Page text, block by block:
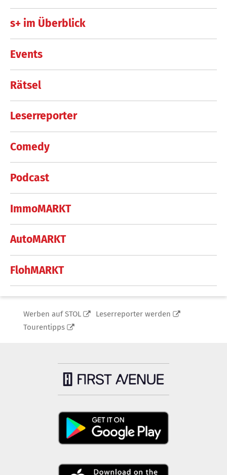
s+ im Überblick
Events
Rätsel
Leserreporter
Comedy
Podcast
ImmoMARKT
AutoMARKT
FlohMARKT
Werben auf STOL
Leserreporter werden
Tourentipps